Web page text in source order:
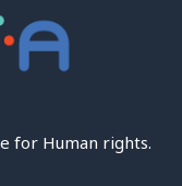
for Human rights.